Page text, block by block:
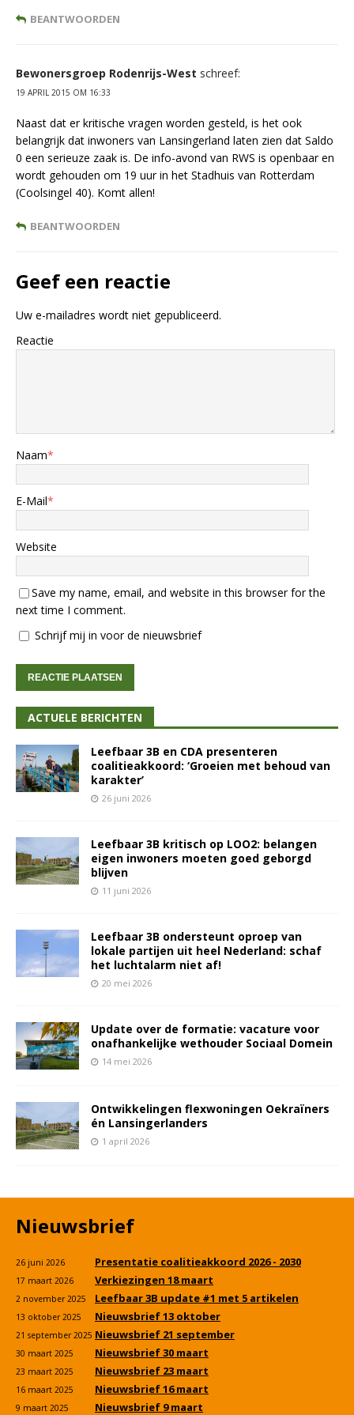
BEANTWOORDEN
Bewonersgroep Rodenrijs-West schreef:
19 APRIL 2015 OM 16:33
Naast dat er kritische vragen worden gesteld, is het ook
belangrijk dat inwoners van Lansingerland laten zien dat Saldo
0 een serieuze zaak is. De info-avond van RWS is openbaar en
wordt gehouden om 19 uur in het Stadhuis van Rotterdam
(Coolsingel 40). Komt allen!
BEANTWOORDEN
Geef een reactie
Uw e-mailadres wordt niet gepubliceerd.
Reactie
Naam*
E-Mail*
Website
Save my name, email, and website in this browser for the
next time I comment.
Schrijf mij in voor de nieuwsbrief
ACTUELE BERICHTEN
Leefbaar 3B en CDA presenteren
coalitieakkoord: ‘Groeien met behoud van
karakter’
26 juni 2026
Leefbaar 3B kritisch op LOO2: belangen
eigen inwoners moeten goed geborgd
blijven
11 juni 2026
Leefbaar 3B ondersteunt oproep van
lokale partijen uit heel Nederland: schaf
het luchtalarm niet af!
20 mei 2026
Update over de formatie: vacature voor
onafhankelijke wethouder Sociaal Domein
14 mei 2026
Ontwikkelingen flexwoningen Oekraïners
én Lansingerlanders
1 april 2026
Nieuwsbrief
26 juni 2026 Presentatie coalitieakkoord 2026 - 2030
17 maart 2026 Verkiezingen 18 maart
2 november 2025 Leefbaar 3B update #1 met 5 artikelen
13 oktober 2025 Nieuwsbrief 13 oktober
21 september 2025 Nieuwsbrief 21 september
30 maart 2025 Nieuwsbrief 30 maart
23 maart 2025 Nieuwsbrief 23 maart
16 maart 2025 Nieuwsbrief 16 maart
9 maart 2025 Nieuwsbrief 9 maart